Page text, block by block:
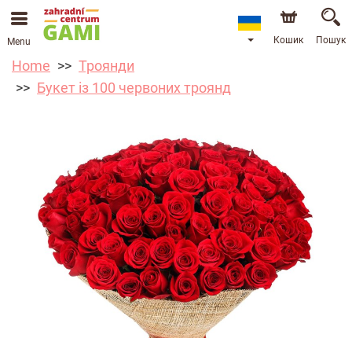
Menu Кошик Пошук
Home
Троянди
Букет із 100 червоних троянд